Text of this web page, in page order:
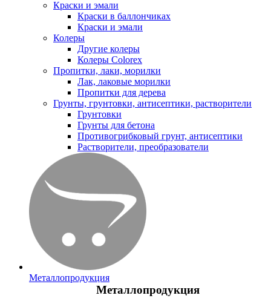
Краски и эмали
Краски в баллончиках
Краски и эмали
Колеры
Другие колеры
Колеры Colorex
Пропитки, лаки, морилки
Лак, лаковые морилки
Пропитки для дерева
Грунты, грунтовки, антисептики, растворители
Грунтовки
Грунты для бетона
Противогрибковый грунт, антисептики
Растворители, преобразователи
Металлопродукция
Металлопродукция